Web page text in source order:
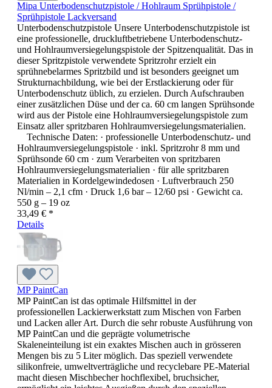
Mipa Unterbodenschutzpistole / Hohlraum Sprühpistole /
Sprühpistole Lackversand
Unterbodenschutzpistole Unsere Unterbodenschutzpistole ist
eine professionelle, druckluftbetriebene Unterbodenschutz-
und Hohlraumversiegelungspistole der Spitzenqualität. Das in
dieser Spritzpistole verwendete Spritzrohr erzielt ein
sprühnebelarmes Spritzbild und ist besonders geeignet um
Strukturnachbildung, wie bei der Erstlackierung oder für
Unterbodenschutz üblich, zu erzielen. Durch Aufschrauben
einer zusätzlichen Düse und der ca. 60 cm langen Sprühsonde
wird aus der Pistole eine Hohlraumversiegelungspistole zum
Einsatz aller spritzbaren Hohlraumversiegelungsmaterialien.
Technische Daten: · professionelle Unterbodenschutz- und
Hohlraumversiegelungspistole · inkl. Spritzrohr 8 mm und
Sprühsonde 60 cm · zum Verarbeiten von spritzbaren
Hohlraumversiegelungsmaterialien · für alle spritzbaren
Materialien in Kordelgewindedosen · Luftverbrauch 250
Nl/min – 2,1 cfm · Druck 1,6 bar – 12/60 psi · Gewicht ca.
550 g – 19 oz
33,49 € *
Details
MP PaintCan
MP PaintCan ist das optimale Hilfsmittel in der
professionellen Lackierwerkstatt zum Mischen von Farben
und Lacken aller Art. Durch die sehr robuste Ausführung von
MP PaintCan und die geprägte volumetrische
Skaleneinteilung ist ein exaktes Mischen auch in grösseren
Mengen bis zu 5 Liter möglich. Das speziell verwendete
silikonfreie, umweltverträgliche und recyclebare PE-Material
macht diesen Mischbecher hochflexibel, bruchsicher,